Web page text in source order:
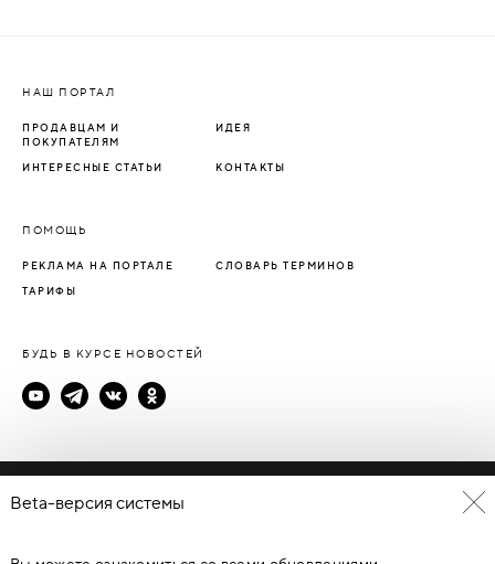
НАШ ПОРТАЛ
ПРОДАВЦАМ И
ПОКУПАТЕЛЯМ
ИДЕЯ
ИНТЕРЕСНЫЕ СТАТЬИ КОНТАКТЫ
ПОМОЩЬ
РЕКЛАМА НА ПОРТАЛЕ СЛОВАРЬ ТЕРМИНОВ
ТАРИФЫ
БУДЬ В КУРСЕ НОВОСТЕЙ
Политика конфиденциальности
Beta-версия системы